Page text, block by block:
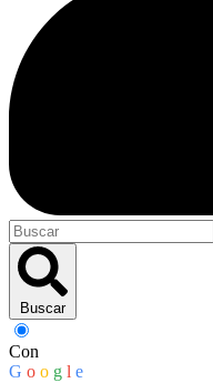
Buscar
Con
G o o g l e